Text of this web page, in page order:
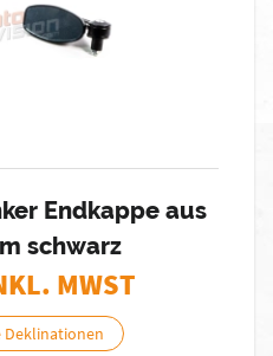
Endkappe aus
schwarz
MWST
Deklinationen